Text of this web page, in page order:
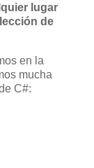
lugar
de
en la
mucha
C#: